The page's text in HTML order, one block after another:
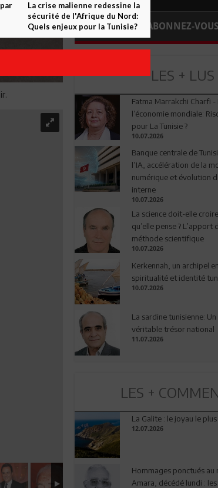
ABONNEZ-VOUS
LES + LUS
Fatma Marrakchi Charfi
l’économie mondiale:
pour La Tunisie ?
10.07.2026
Banque centrale de
l’IA, accélération de la
numérique et évolution
interne
10.07.2026
La science doit-elle
qu’elle pense ? L’apport
méthode scientifique
10.07.2026
Kerkennah, un archipel
spiritualité et identité
10.07.2026
La sardine tunisienne:
véritable trésor national
11.07.2026
LES +
La Galite : le joyau le
12.07.2026
Hommages ponctués au
Amara, décédé lundi :
La crise malienne redessine la
sécurité de l'Afrique du Nord:
Quels enjeux pour la Tunisie?